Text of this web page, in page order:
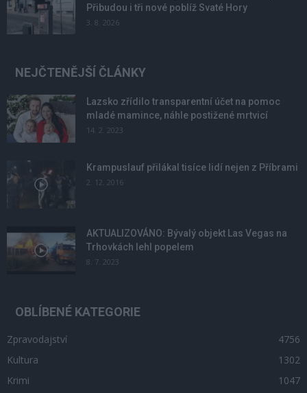
Přibudou i tři nové poblíž Svaté Hory
3. 8. 2026
NEJČTENĚJŠÍ ČLÁNKY
Lazsko zřídilo transparentní účet na pomoc
mladé mamince, náhle postižené mrtvicí
14. 2. 2023
Krampuslauf přilákal tisíce lidí nejen z Příbrami
2. 12. 2016
AKTUALIZOVÁNO: Bývalý objekt Las Vegas na
Trhovkách lehl popelem
8. 7. 2023
OBLÍBENÉ KATEGORIE
Zpravodajství
4756
Kultura
1302
Krimi
1047